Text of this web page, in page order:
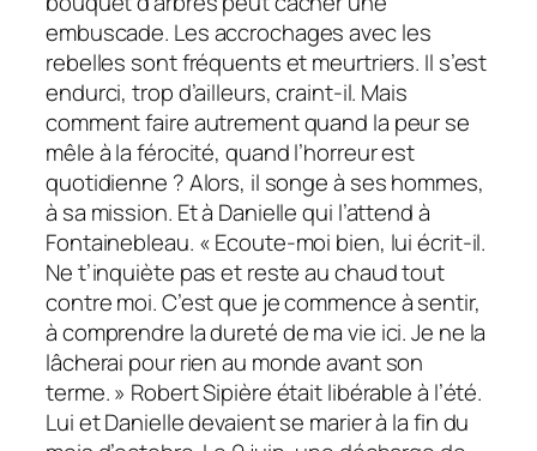
embuscade. Les accrochages avec les
rebelles sont fréquents et meurtriers. Il s’est
endurci, trop d’ailleurs, craint-il. Mais
comment faire autrement quand la peur se
mêle à la férocité, quand l’horreur est
quotidienne ? Alors, il songe à ses hommes,
à sa mission. Et à Danielle qui l’attend à
Fontainebleau. « Ecoute-moi bien, lui écrit-il.
Ne t’inquiète pas et reste au chaud tout
contre moi. C’est que je commence à sentir,
à comprendre la dureté de ma vie ici. Je ne la
lâcherai pour rien au monde avant son
terme. » Robert Sipière était libérable à l’été.
Lui et Danielle devaient se marier à la fin du